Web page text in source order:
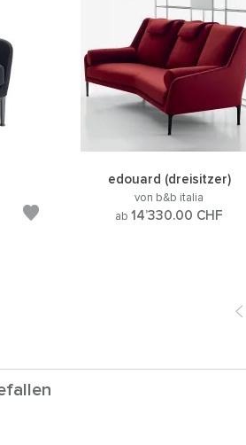
edouard (dreisitzer)
von b&b italia
ab 14’330.00 CHF